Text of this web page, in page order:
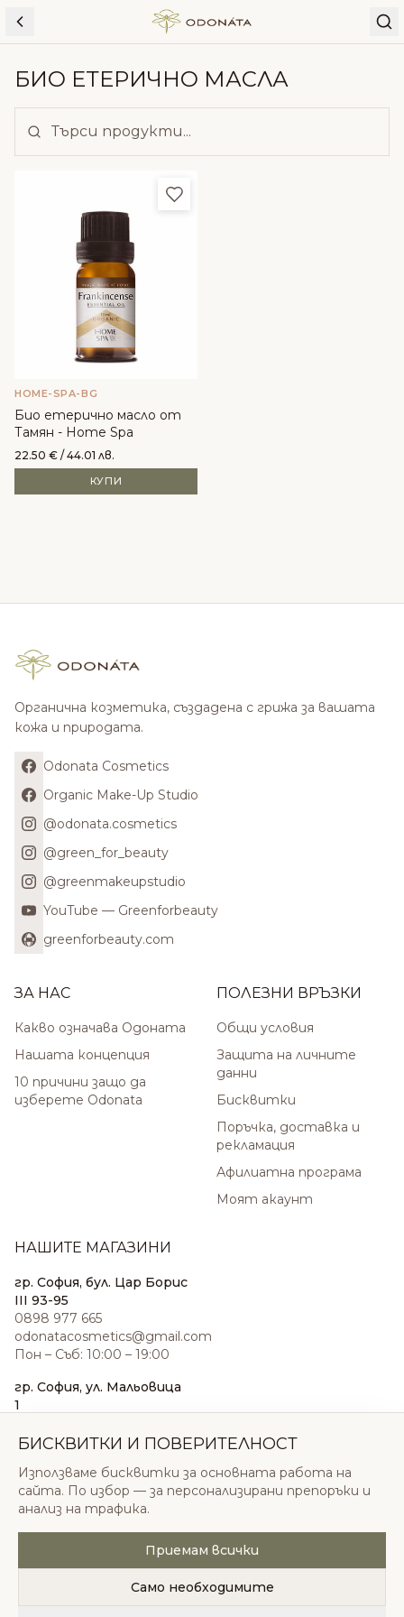
Skip to content
БИО ЕТЕРИЧНО МАСЛА
Добави в любими
HOME-SPA-BG
Био етерично масло от
Тамян - Home Spa
22.50 € / 44.01 лв.
КУПИ
Органична козметика, създадена с грижа за вашата
кожа и природата.
Odonata Cosmetics
Organic Make-Up Studio
@odonata.cosmetics
@green_for_beauty
@greenmakeupstudio
YouTube — Greenforbeauty
greenforbeauty.com
ЗА НАС
Какво означава Одоната
Нашата концепция
10 причини защо да
изберете Odonata
ПОЛЕЗНИ ВРЪЗКИ
Общи условия
Защита на личните
данни
Бисквитки
Поръчка, доставка и
рекламация
Афилиатна програма
Моят акаунт
НАШИТЕ МАГАЗИНИ
гр. София, бул. Цар Борис
III 93-95
0898 977 665
odonatacosmetics@gmail.com
Пон – Съб: 10:00 – 19:00
гр. София, ул. Мальовица
1
sales@odonatacosmetics.com
Нед: 11:00 – 18:00
© 2026 Одоната Козметикс ООД. Всички права
запазени.
Политика за поверителностОбщи условия
БИСКВИТКИ И ПОВЕРИТЕЛНОСТ
Използваме бисквитки за основната работа на
сайта. По избор — за персонализирани препоръки и
анализ на трафика.
Приемам всички
Само необходимите